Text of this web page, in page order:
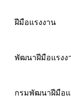
· ความ
ฝีมือแรงงาน
· กฎระ
พัฒนาฝีมือแรงง
· กระบ
กรมพัฒนาฝีมือแ